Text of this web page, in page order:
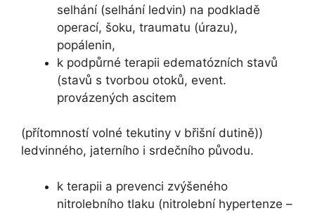
selhání (selhání ledvin) na podkladě
operací, šoku, traumatu (úrazu),
popálenin,
k podpůrné terapii edematózních stavů
(stavů s tvorbou otoků, event.
provázených ascitem
(přítomností volné tekutiny v břišní dutině))
ledvinného, jaterního i srdečního původu.
k terapii a prevenci zvýšeného
nitrolebního tlaku (nitrolební hypertenze –